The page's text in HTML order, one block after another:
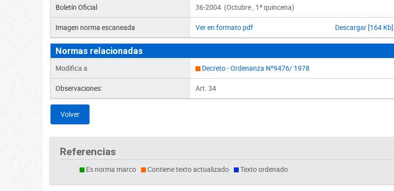
Boletín Oficial 36-2004 (Octubre , 1ª quincena)
Imagen norma escaneada Ver en formato pdf Descargar [164 Kb]
Normas relacionadas
Modifica a Decreto - Ordenanza Nº9476/ 1978
Observaciones: Art. 34
Volver
Referencias
Es norma marco Contiene texto actualizado Texto ordenado